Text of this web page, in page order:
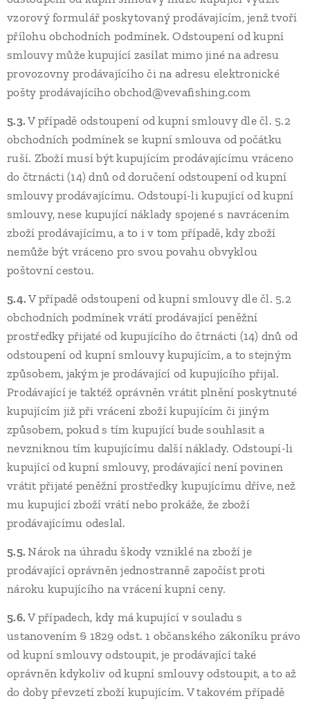
vzorový formulář poskytovaný prodávajícím, jenž tvoří
přílohu obchodních podmínek. Odstoupení od kupní
smlouvy může kupující zasílat mimo jiné na adresu
provozovny prodávajícího či na adresu elektronické
pošty prodávajícího obchod@vevafishing.com
5.3.V případě odstoupení od kupní smlouvy dle čl. 5.2
obchodních podmínek se kupní smlouva od počátku
ruší. Zboží musí být kupujícím prodávajícímu vráceno
do čtrnácti (14) dnů od doručení odstoupení od kupní
smlouvy prodávajícímu. Odstoupí-li kupující od kupní
smlouvy, nese kupující náklady spojené s navrácením
zboží prodávajícímu, a to i v tom případě, kdy zboží
nemůže být vráceno pro svou povahu obvyklou
poštovní cestou.
5.4.V případě odstoupení od kupní smlouvy dle čl. 5.2
obchodních podmínek vrátí prodávající peněžní
prostředky přijaté od kupujícího do čtrnácti (14) dnů od
odstoupení od kupní smlouvy kupujícím, a to stejným
způsobem, jakým je prodávající od kupujícího přijal.
Prodávající je taktéž oprávněn vrátit plnění poskytnuté
kupujícím již při vrácení zboží kupujícím či jiným
způsobem, pokud s tím kupující bude souhlasit a
nevzniknou tím kupujícímu další náklady. Odstoupí-li
kupující od kupní smlouvy, prodávající není povinen
vrátit přijaté peněžní prostředky kupujícímu dříve, než
mu kupující zboží vrátí nebo prokáže, že zboží
prodávajícímu odeslal.
5.5.Nárok na úhradu škody vzniklé na zboží je
prodávající oprávněn jednostranně započíst proti
nároku kupujícího na vrácení kupní ceny.
5.6.V případech, kdy má kupující v souladu s
ustanovením § 1829 odst. 1 občanského zákoníku právo
od kupní smlouvy odstoupit, je prodávající také
oprávněn kdykoliv od kupní smlouvy odstoupit, a to až
do doby převzetí zboží kupujícím. V takovém případě